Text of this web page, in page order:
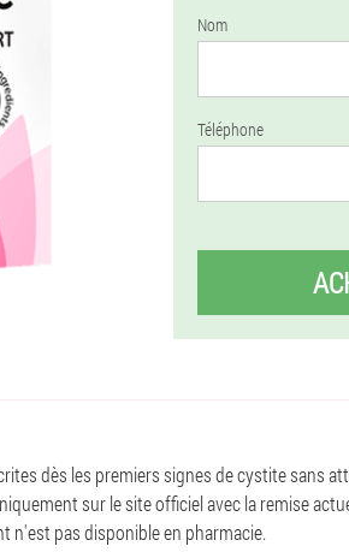
Nom
Téléphone
dès les premiers signes de cystite sans
sur le site officiel avec la remise
n'est pas disponible en pharmacie.